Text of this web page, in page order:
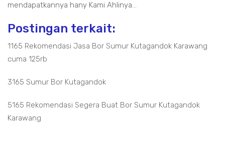
mendapatkannya hany Kami Ahlinya...
Postingan terkait:
1165 Rekomendasi Jasa Bor Sumur Kutagandok Karawang
cuma 125rb
3165 Sumur Bor Kutagandok
5165 Rekomendasi Segera Buat Bor Sumur Kutagandok
Karawang